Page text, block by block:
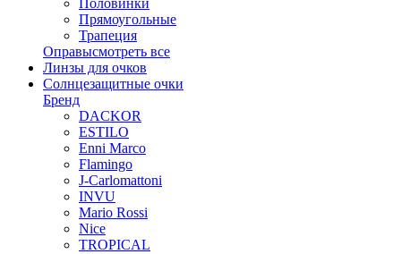
Прямоугольные
Трапеция
Оправысмотреть все
Линзы для очков
Солнцезащитные очки
Бренд
DACKOR
ESTILO
Enni Marco
Flamingo
J-Carlomattoni
INVU
Mario Rossi
Nice
TROPICAL